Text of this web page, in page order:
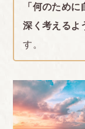
「何のため
深く考えるよ
す。